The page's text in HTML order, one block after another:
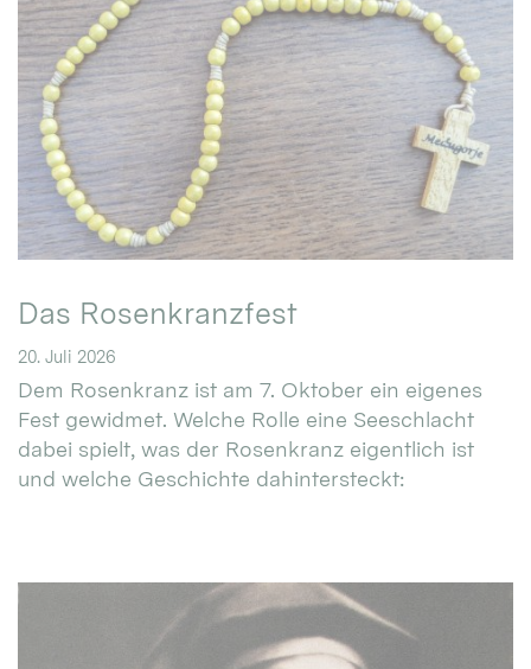
Das Rosenkranzfest
20. Juli 2026
Dem Rosenkranz ist am 7. Oktober ein eigenes
Fest gewidmet. Welche Rolle eine Seeschlacht
dabei spielt, was der Rosenkranz eigentlich ist
und welche Geschichte dahintersteckt: